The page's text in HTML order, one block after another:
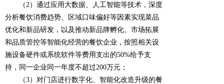
（2）通过应用大数据、人工智能等技术，深度
分析餐饮消费趋势、区域口味偏好等因素实现菜品
优化和新品研发，以及推动新品牌孵化、市场拓展
和品质管控等智能化经营的餐饮企业，按照相关设
施设备硬件或系统软件等费用支出的50%给予支
持，同一企业同一年度不超过200万元；
（3）对门店进行数字化、智能化改造升级的餐